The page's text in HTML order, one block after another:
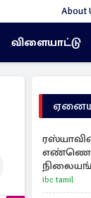
About
விளையாட்டு
எண்ணெய்
பார்த்தது
ibc tamil